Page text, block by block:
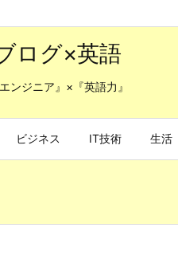
ログ×英語
ンジニア』×『英語力』
ビジネス IT技術 生活